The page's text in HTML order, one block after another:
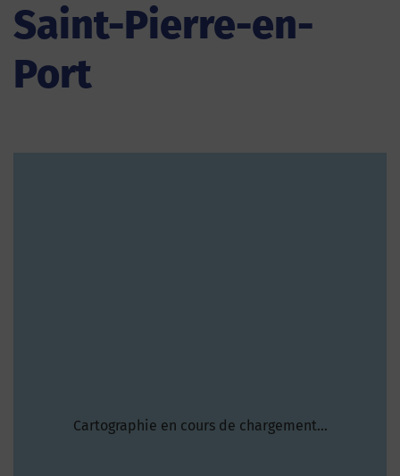
Saint-Pierre-en-
Port
Cartographie en cours de chargement...